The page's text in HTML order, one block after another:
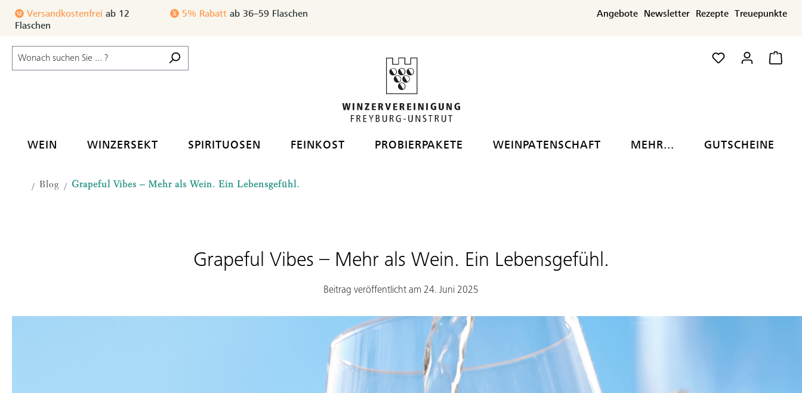
Hauptinhalt springen
Zur Suche springen
Zur Hauptnavigation springen
Versandkostenfrei ab 12
Flaschen
3% Rabatt ab 24–35 Flaschen Angebote Newsletter Rezepte Treuepunkte
WEIN WINZERSEKT SPIRITUOSEN FEINKOST PROBIERPAKETE WEINPATENSCHAFT MEHR... GUTSCHEINE
Blog Grapeful Vibes – Mehr als Wein. Ein Lebensgefühl.
Grapeful Vibes – Mehr als Wein. Ein Lebensgefühl.
Beitrag veröffentlicht am 24. Juni 2025